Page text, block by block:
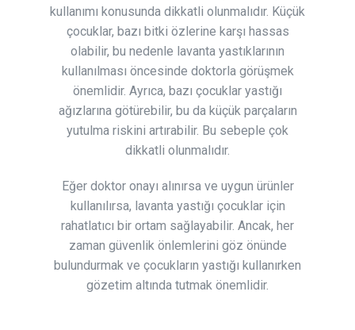
kullanımı konusunda dikkatli olunmalıdır. Küçük
çocuklar, bazı bitki özlerine karşı hassas
olabilir, bu nedenle lavanta yastıklarının
kullanılması öncesinde doktorla görüşmek
önemlidir. Ayrıca, bazı çocuklar yastığı
ağızlarına götürebilir, bu da küçük parçaların
yutulma riskini artırabilir. Bu sebeple çok
dikkatli olunmalıdır.
Eğer doktor onayı alınırsa ve uygun ürünler
kullanılırsa, lavanta yastığı çocuklar için
rahatlatıcı bir ortam sağlayabilir. Ancak, her
zaman güvenlik önlemlerini göz önünde
bulundurmak ve çocukların yastığı kullanırken
gözetim altında tutmak önemlidir.